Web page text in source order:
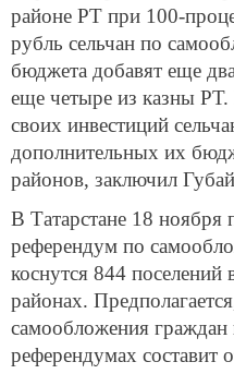
районе РТ при 100-
рубль сельчан по
бюджета добавят еще
еще четыре из казны
своих инвестиций
дополнительных их
районов, заключил
В Татарстане 18 ноября
референдум по
коснутся 844
районах.
самообложения
референдумах составит